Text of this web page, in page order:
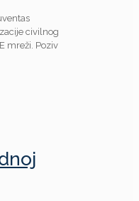
civilnog
mreži. Poziv